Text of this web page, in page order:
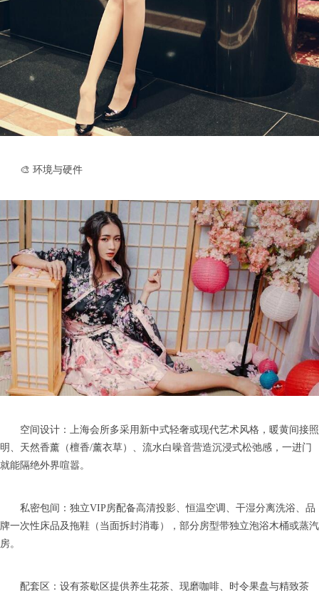
🎨 环境与硬件
空间设计：上海会所多采用新中式轻奢或现代艺术风格，暖黄间接照
明、天然香薰（檀香/薰衣草）、流水白噪音营造沉浸式松弛感，一进门
就能隔绝外界喧嚣。
私密包间：独立VIP房配备高清投影、恒温空调、干湿分离洗浴、品
牌一次性床品及拖鞋（当面拆封消毒），部分房型带独立泡浴木桶或蒸汽
房。
配套区：设有茶歇区提供养生花茶、现磨咖啡、时令果盘与精致茶